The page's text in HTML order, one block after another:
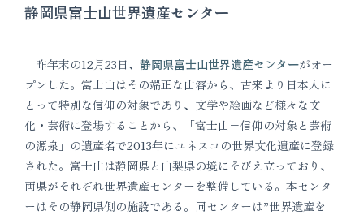
静岡県富士山世界遺産センター
昨年末の12月23日、 静岡県富士山世界遺産センターがオー
プンした。富士山はその端正な山容から、古来より日本人に
とって特別な信仰の対象であり、文学や絵画など様々な文
化・芸術に登場することから、「富士山−信仰の対象と芸術
の源泉」の遺産名で2013年にユネスコの世界文化遺産に登録
された。富士山は静岡県と山梨県の境にそびえ立っており、
両県がそれぞれ世界遺産センターを整備している。本センタ
ーはその静岡県側の施設である。同センターは”世界遺産を